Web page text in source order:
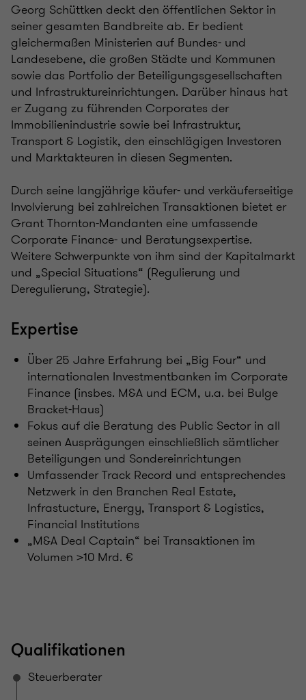
Georg Schüttken deckt den öffentlichen Sektor in
seiner gesamten Bandbreite ab. Er bedient
gleichermaßen Ministerien auf Bundes- und
Landesebene, die großen Städte und Kommunen
sowie das Portfolio der Beteiligungsgesellschaften
und Infrastruktureinrichtungen. Darüber hinaus hat
er Zugang zu führenden Corporates der
Immobilienindustrie sowie bei Infrastruktur,
Transport & Logistik, den einschlägigen Investoren
und Marktakteuren in diesen Segmenten.
Durch seine langjährige käufer- und verkäuferseitige
Involvierung bei zahlreichen Transaktionen bietet er
Grant Thornton-Mandanten eine umfassende
Corporate Finance- und Beratungsexpertise.
Weitere Schwerpunkte von ihm sind der Kapitalmarkt
und „Special Situations“ (Regulierung und
Deregulierung, Strategie).
Expertise
Über 25 Jahre Erfahrung bei „Big Four“ und
internationalen Investmentbanken im Corporate
Finance (insbes. M&A und ECM, u.a. bei Bulge
Bracket-Haus)
Fokus auf die Beratung des Public Sector in all
seinen Ausprägungen einschließlich sämtlicher
Beteiligungen und Sondereinrichtungen
Umfassender Track Record und entsprechendes
Netzwerk in den Branchen Real Estate,
Infrastucture, Energy, Transport & Logistics,
Financial Institutions
„M&A Deal Captain“ bei Transaktionen im
Volumen >10 Mrd. €
Qualifikationen
Steuerberater